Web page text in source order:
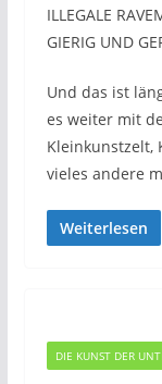
ILLEGALE
GIERIG UND
Und das ist
es weiter mit
Kleinkunstzelt,
vieles andere
Weiterlesen
DIE KUNST DER